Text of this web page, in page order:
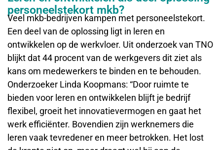
personeelstekort mkb?
Veel mkb-bedrijven kampen met personeelstekort.
Een deel van de oplossing ligt in leren en
ontwikkelen op de werkvloer. Uit onderzoek van TNO
blijkt dat 44 procent van de werkgevers dit ziet als
kans om medewerkers te binden en te behouden.
Onderzoeker Linda Koopmans: “Door ruimte te
bieden voor leren en ontwikkelen blijft je bedrijf
flexibel, groeit het innovatievermogen en gaat het
werk efficiënter. Bovendien zijn werknemers die
leren vaak tevredener en meer betrokken. Het lost